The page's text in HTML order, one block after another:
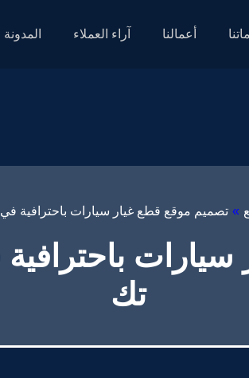
أعمالنا آراء العملاء المدونة
» تصميم موقع قطع غيار سيارات باحترافية في 7 خطوات – قيمة تك
تك